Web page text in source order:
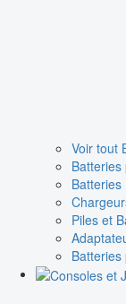
Voir tout
Batteries
Piles et
Batteries